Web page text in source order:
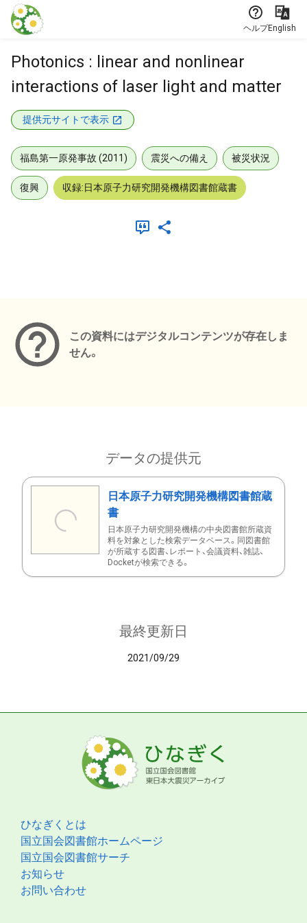
本文に飛ぶ
ヘルプEnglish
Photonics : linear and nonlinear
interactions of laser light and matter
提供元サイトで表示
福島第一原発事故 (2011) 震災への備え 被災状況
復興 収録:日本原子力研究開発機構図書館蔵書
この資料にはデジタルコンテンツが存在しま
せん。
データの提供元
日本原子力研究開発機構図書館蔵
書
日本原子力研究開発機構の中央図書館所蔵資
料を対象とした検索データベース。同図書館
が所蔵する図書、レポート、会議資料、雑誌、
Docketが検索できる。
最終更新日
2021/09/29
ひなぎくとは
国立国会図書館ホームページ
国立国会図書館サーチ
お知らせ
お問い合わせ